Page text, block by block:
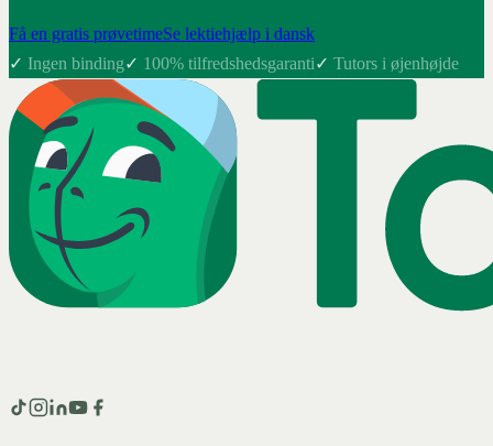
Få en gratis prøvetimeSe lektiehjælp i dansk
✓ Ingen binding✓ 100% tilfredshedsgaranti✓ Tutors i øjenhøjde